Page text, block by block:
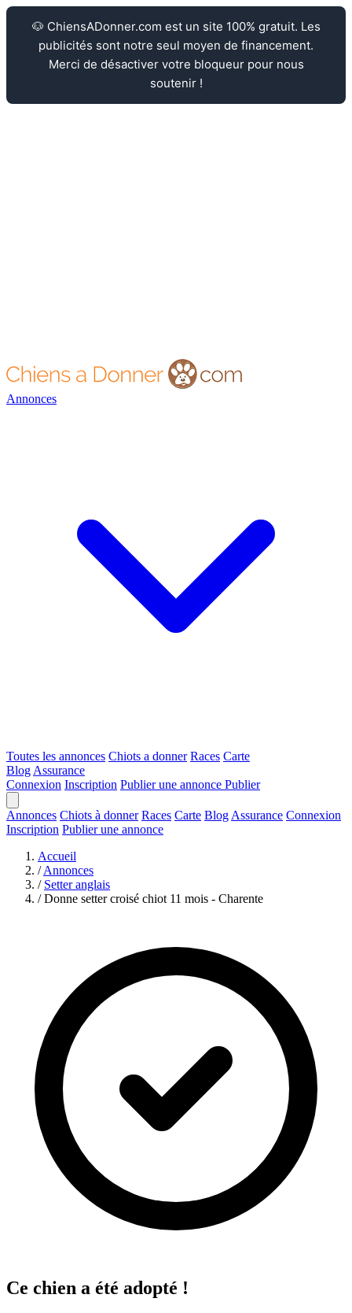
Annonces
Toutes les annonces Chiots a donner Races Carte
Blog Assurance
Connexion Inscription Publier une annonce Publier
Annonces Chiots à donner Races Carte Blog Assurance Connexion
Inscription Publier une annonce
Accueil
/ Annonces
/ Setter anglais
/ Donne setter croisé chiot 11 mois - Charente
Ce chien a été adopté !